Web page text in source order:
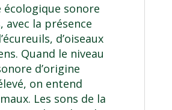
écologique sonore
avec la présence
d’oiseaux
Quand le niveau
d’origine
on entend
Les sons de la